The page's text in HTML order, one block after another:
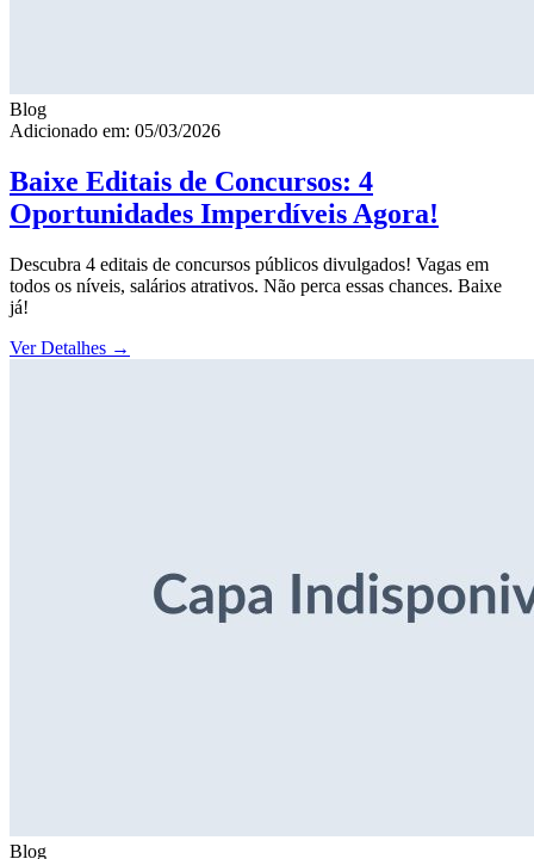
Blog
Adicionado em: 05/03/2026
Baixe Editais de Concursos: 4
Oportunidades Imperdíveis Agora!
Descubra 4 editais de concursos públicos divulgados! Vagas em
todos os níveis, salários atrativos. Não perca essas chances. Baixe
já!
Ver Detalhes →
Blog